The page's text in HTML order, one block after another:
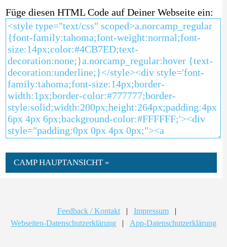
Füge diesen HTML Code auf Deiner Webseite ein:
CAMP HAUPTANSICHT »
Feedback / Kontakt | Impressum
|
Webseiten-Datenschutzerklärung
| App-Datenschutzerklärung